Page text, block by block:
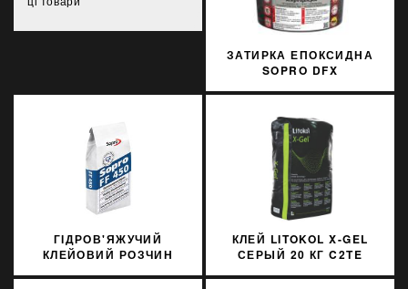
ЗАТИРКА ЕПОКСИДНА
SOPRO DFX
ГІДРОВ'ЯЖУЧИЙ
КЛЕЙОВИЙ РОЗЧИН
КЛЕЙ LITOKOL X-GEL
СЕРЫЙ 20 КГ C2TE